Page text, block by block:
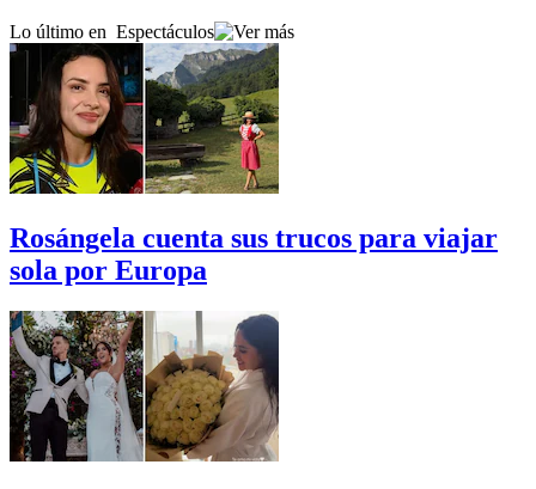
Lo último en Espectáculos
Rosángela cuenta sus trucos para viajar
sola por Europa